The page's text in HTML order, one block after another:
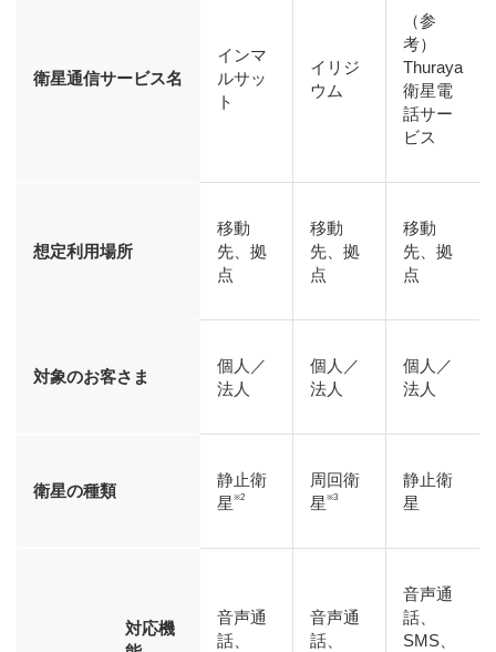
衛星通信サービス名
インマ
ルサッ
ト
イリジ
ウム
（参
考）
Thuraya
衛星電
話サー
ビス
想定利用場所
移動
先、拠
点
移動
先、拠
点
移動
先、拠
点
対象のお客さま
個人／
法人
個人／
法人
個人／
法人
衛星の種類
静止衛
星 ※2
周回衛
星 ※3
静止衛
星
対応機
音声通
話、
音声通
話、
音声通
話、
SMS、